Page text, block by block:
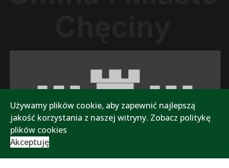
Używamy plików cookie, aby zapewnić najlepszą
jakość korzystania z naszej witryny. Zobacz politykę
plików cookies
Akceptuję